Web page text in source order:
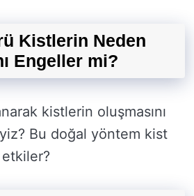
Kistlerin Neden
Engeller mi?
kistlerin oluşmasını
Bu doğal yöntem kist